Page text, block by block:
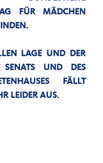
FÜR MÄDCHEN
LAGE UND DER
SENATS UND DES
FÄLLT
LEIDER AUS.